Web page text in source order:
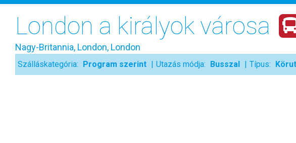
London a királyok városa
Nagy-Britannia, London, London
Szálláskategória: Program szerint Utazás módja: Busszal Típus: